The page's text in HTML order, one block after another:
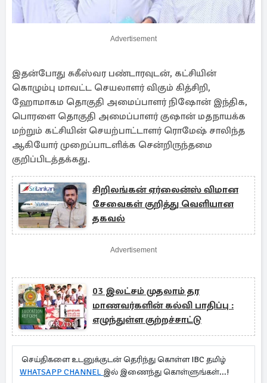
Advertisement
இதன்போது சுகீஸ்வர பண்டாரவுடன், கட்சியின்
கொழும்பு மாவட்ட செயலாளர் விகும் கித்சிறி,
ஹோமாகம தொகுதி அமைப்பாளர் நிஷோன் இந்திக,
பொரளை தொகுதி அமைப்பாளர் குஷான் மதநாயக்க
மற்றும் கட்சியின் செயற்பாட்டாளர் ரொமேஷ் சாலிந்த
ஆகியோர் முறைப்பாடளிக்க சென்றிருந்தமை
குறிப்பிடத்தக்கது.
சிறிலங்கன் ஏர்லைன்ஸ் விமான
சேவைகள் குறித்து வெளியான
தகவல்
Advertisement
03 இலட்சம் முதலாம் தர
மாணவர்களின் கல்வி பாதிப்பு :
எழுந்துள்ள குற்றச்சாட்டு
செய்திகளை உடனுக்குடன் தெரிந்து கொள்ள IBC தமிழ்
WHATSAPP CHANNEL இல் இணைந்து கொள்ளுங்கள்...!